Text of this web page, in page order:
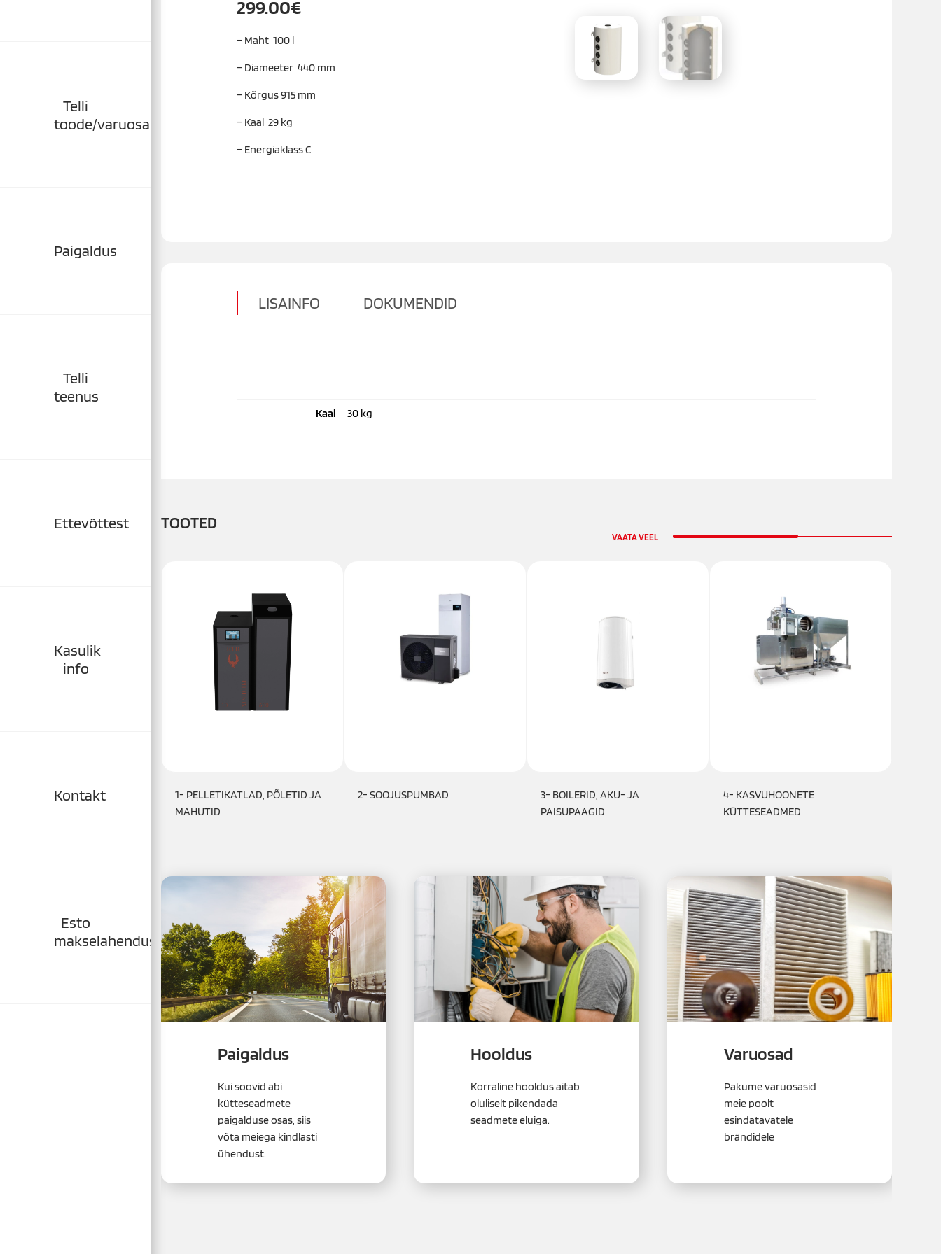
Telli
toode/varuosa
Paigaldus
Telli
teenus
Ettevõttest
Kasulik
info
Kontakt
Esto
makselahendused
299.00€
– Maht 100 l
– Diameeter 440 mm
– Kõrgus 915 mm
– Kaal 29 kg
– Energiaklass C
LISAINFO DOKUMENDID
Kaal 30 kg
TOOTED
1- PELLETIKATLAD, PÕLETID JA
MAHUTID
2- SOOJUSPUMBAD
3- BOILERID, AKU- JA
PAISUPAAGID
4- KASVUHOONETE
KÜTTESEADMED
VAATA VEEL
Paigaldus
Kui soovid abi
kütteseadmete
paigalduse osas, siis
võta meiega kindlasti
ühendust.
Hooldus
Korraline hooldus aitab
oluliselt pikendada
seadmete eluiga.
Varuosad
Pakume varuosasid
meie poolt
esindatavatele
brändidele